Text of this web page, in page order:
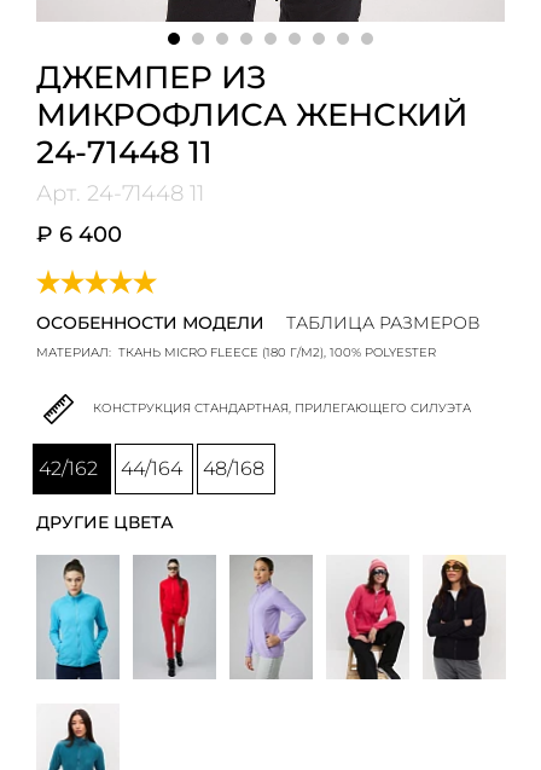
ДЖЕМПЕР ИЗ
МИКРОФЛИСА ЖЕНСКИЙ
24-71448 11
Арт. 24-71448 11
₽ 6 400
ОСОБЕННОСТИ МОДЕЛИ ТАБЛИЦА РАЗМЕРОВ
МАТЕРИАЛ: ТКАНЬ MICRO FLEЕCE (180 Г/М2), 100% POLYESTER
КОНСТРУКЦИЯ СТАНДАРТНАЯ, ПРИЛЕГАЮЩЕГО СИЛУЭТА
42/162 44/164 48/168
ДРУГИЕ ЦВЕТА